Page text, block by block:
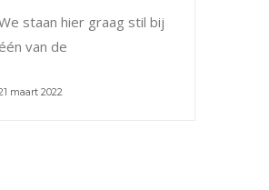
staan hier graag stil bij
van de
maart 2022